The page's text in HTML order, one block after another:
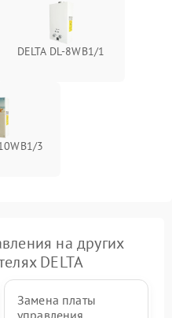
DELTA DL-8WB1/1
3
на других
DELTA
Замена платы
управления